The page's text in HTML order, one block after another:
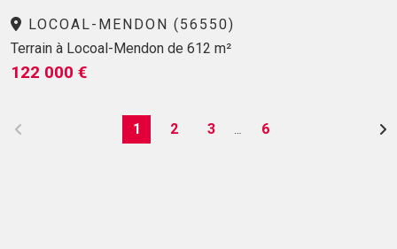
LOCOAL-MENDON (56550)
Terrain à Locoal-Mendon de 612 m²
122 000 €
1 2 3 6